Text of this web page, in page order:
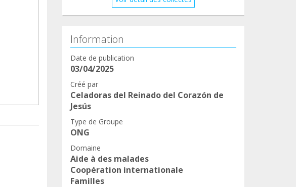
Information
Date de publication
03/04/2025
Créé par
Celadoras del Reinado del Corazón de
Jesús
Type de Groupe
ONG
Domaine
Aide à des malades
Coopération internationale
Familles